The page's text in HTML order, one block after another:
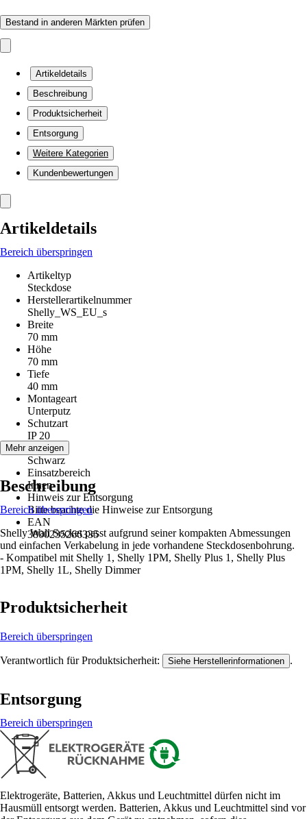
Bestand in anderen Märkten prüfen
Artikeldetails
Beschreibung
Produktsicherheit
Entsorgung
Weitere Kategorien
Kundenbewertungen
Artikeldetails
Bereich überspringen
Artikeltyp
Steckdose
Herstellerartikelnummer
Shelly_WS_EU_s
Breite
70 mm
Höhe
70 mm
Tiefe
40 mm
Montageart
Unterputz
Schutzart
IP 20
Farbton
Schwarz
Einsatzbereich
Innen
Hinweis zur Entsorgung
Bitte beachte die Hinweise zur Entsorgung
EAN
3800235266335
Mehr anzeigen
Beschreibung
Bereich überspringen
Shelly Wall Socket passt aufgrund seiner kompakten Abmessungen
und einfachen Verkabelung in jede vorhandene Steckdosenbohrung.
- Kompatibel mit Shelly 1, Shelly 1PM, Shelly Plus 1, Shelly Plus
1PM, Shelly 1L, Shelly Dimmer
Produktsicherheit
Bereich überspringen
Verantwortlich für Produktsicherheit: Siehe Herstellerinformationen .
Entsorgung
Bereich überspringen
Elektrogeräte, Batterien, Akkus und Leuchtmittel dürfen nicht im
Hausmüll entsorgt werden. Batterien, Akkus und Leuchtmittel sind vor